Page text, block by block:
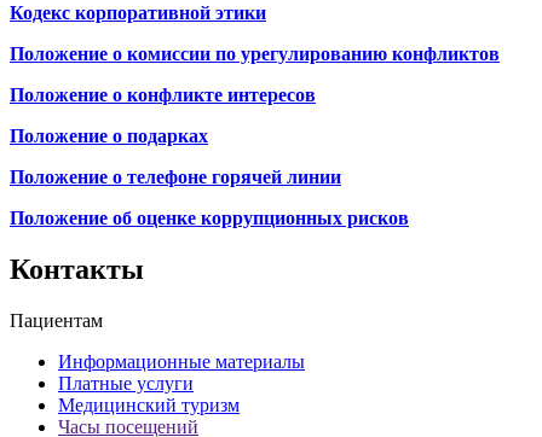
Кодекс корпоративной этики
Положение о комиссии по урегулированию конфликтов
Положение о конфликте интересов
Положение о подарках
Положение о телефоне горячей линии
Положение об оценке коррупционных рисков
Контакты
Пациентам
Информационные материалы
Платные услуги
Медицинский туризм
Часы посещений